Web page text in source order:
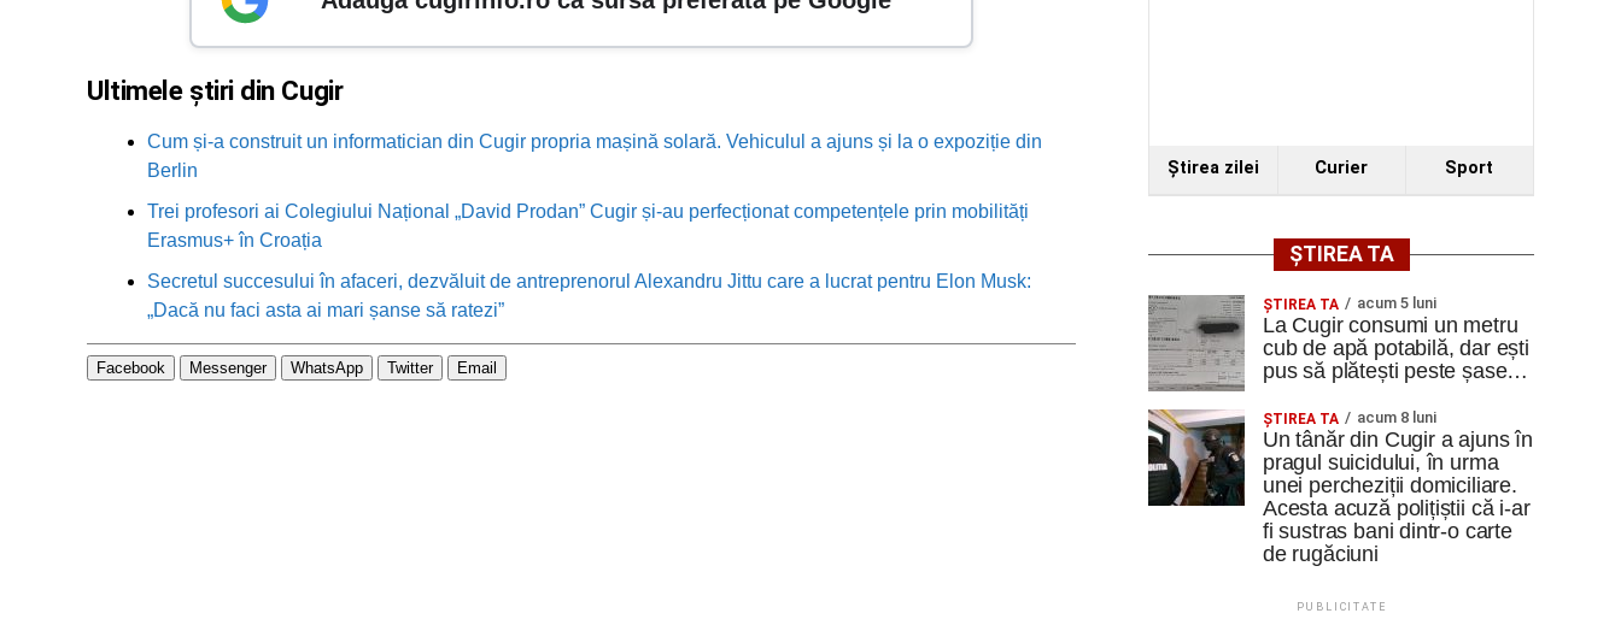
Ultimele știri din Cugir
Cum și-a construit un informatician din Cugir propria mașină solară. Vehiculul a ajuns și la o expoziție din
Berlin
Trei profesori ai Colegiului Național „David Prodan” Cugir și-au perfecționat competențele prin mobilități
Erasmus+ în Croația
Secretul succesului în afaceri, dezvăluit de antreprenorul Alexandru Jittu care a lucrat pentru Elon Musk:
„Dacă nu faci asta ai mari șanse să ratezi”
Facebook Messenger WhatsApp Twitter Email
Ştirea zilei Curier Sport
ȘTIREA TA
ȘTIREA TA acum 5 luni
La Cugir consumi un metru
cub de apă potabilă, dar ești
pus să plătești peste șase…
ȘTIREA TA acum 8 luni
Un tânăr din Cugir a ajuns în
pragul suicidului, în urma
unei percheziții domiciliare.
Acesta acuză polițiștii că i-ar
fi sustras bani dintr-o carte
de rugăciuni
PUBLICITATE